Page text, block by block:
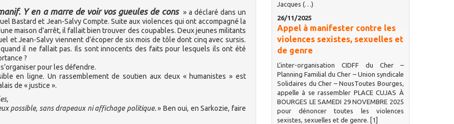
Y en a marre de voir vos gueules de cons » a déclaré dans un
Bastard et Jean-Salvy Compte. Suite aux violences qui ont accompagné la
maison d’arrêt, il fallait bien trouver des coupables. Deux jeunes militants
et Jean-Salvy viennent d’écoper de six mois de tôle dont cinq avec sursis.
il ne fallait pas. Ils sont innocents des faits pour lesquels ils ont été
?
pour les défendre.
en ligne. Un rassemblement de soutien aux deux « humanistes » est
de « justice ».
possible, sans drapeaux ni affichage politique.» Ben oui, en Sarkozie, faire
Jacques (…)
26/11/2025
Appel à manifester contre les
violences sexistes, sexuelles et
de genre
L’inter-organisation CIDFF du Cher –
Planning Familial du Cher – Union syndicale
Solidaires du Cher – NousToutes Bourges,
appelle à se rassembler PLACE CUJAS À
BOURGES LE SAMEDI 29 NOVEMBRE 2025
pour dénoncer toutes les violences
sexistes, sexuelles et de genre. [1]